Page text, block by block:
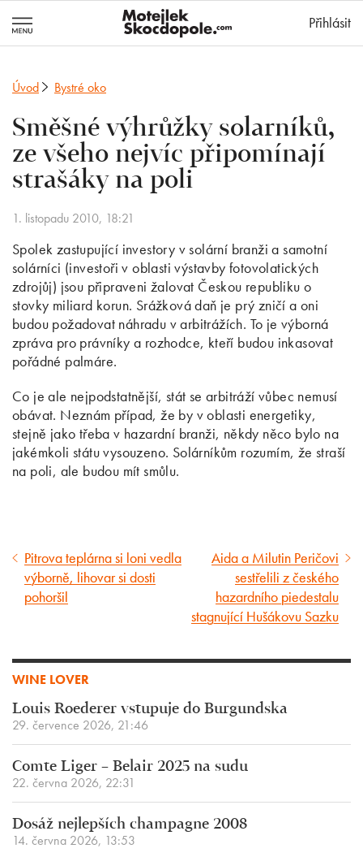
Přihlásit
Úvod Bystré oko
Směšné výhrůžky solarníků,
ze všeho nejvíc připomínají
strašáky na poli
1. listopadu 2010, 18:21
Spolek zastupující investory v solární branži a samotní
solárníci (investoři v oblasti výstavby fotovolatických
zdrojůj) jsou připraveni žalovat Českou republiku o
stovky miliard korun. Srážková daň je prý zničí a oni
budou požadovat náhradu v arbitrážích. To je výborná
zpráva pro právníky a rozhodce, kteří budou inkasovat
pořádné palmáre.
Co je ale nejpodstatnější, stát se arbitráží vůbec nemusí
obávat. Neznám případ, že by v oblasti energetiky,
stejně jako třeba v hazardní branži, někdy něco bylo na
jakémkoli státu vysouzeno. Solárníkům rozumím, že straší
na poli, ale budou mít smůlu.
Předcházející
článek
Pitrova teplárna si loni vedla
výborně, lihovar si dosti
pohoršil
Následující
článek
Aida a Milutin Peričovi
sestřelili z českého
hazardního piedestalu
stagnující Hušákovu Sazku
WINE LOVER
Louis Roederer vstupuje do Burgundska
29. července 2026, 21:46
Comte Liger – Belair 2025 na sudu
22. června 2026, 22:31
Dosáž nejlepších champagne 2008
14. června 2026, 13:53